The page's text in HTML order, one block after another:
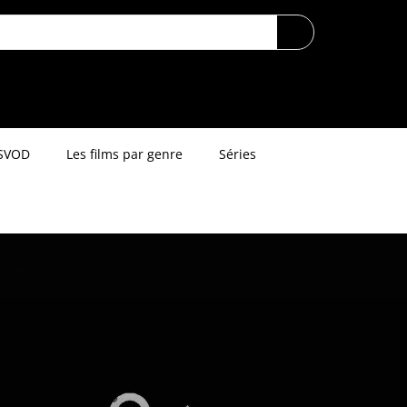
Les films par genre Séries